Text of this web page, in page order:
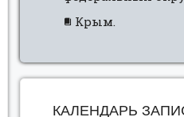
Крым.
КАЛЕНДАРЬ